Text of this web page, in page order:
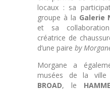
locaux : sa
groupe à la Galerie
et sa
créatrice de
d’une paire by
Morgane a
musées de la
BROAD, le